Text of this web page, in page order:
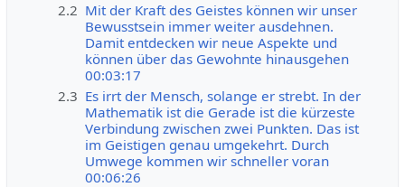
2.2 Mit der Kraft des Geistes können wir unser
Bewusstsein immer weiter ausdehnen.
Damit entdecken wir neue Aspekte und
können über das Gewohnte hinausgehen
00:03:17
2.3 Es irrt der Mensch, solange er strebt. In der
Mathematik ist die Gerade ist die kürzeste
Verbindung zwischen zwei Punkten. Das ist
im Geistigen genau umgekehrt. Durch
Umwege kommen wir schneller voran
00:06:26